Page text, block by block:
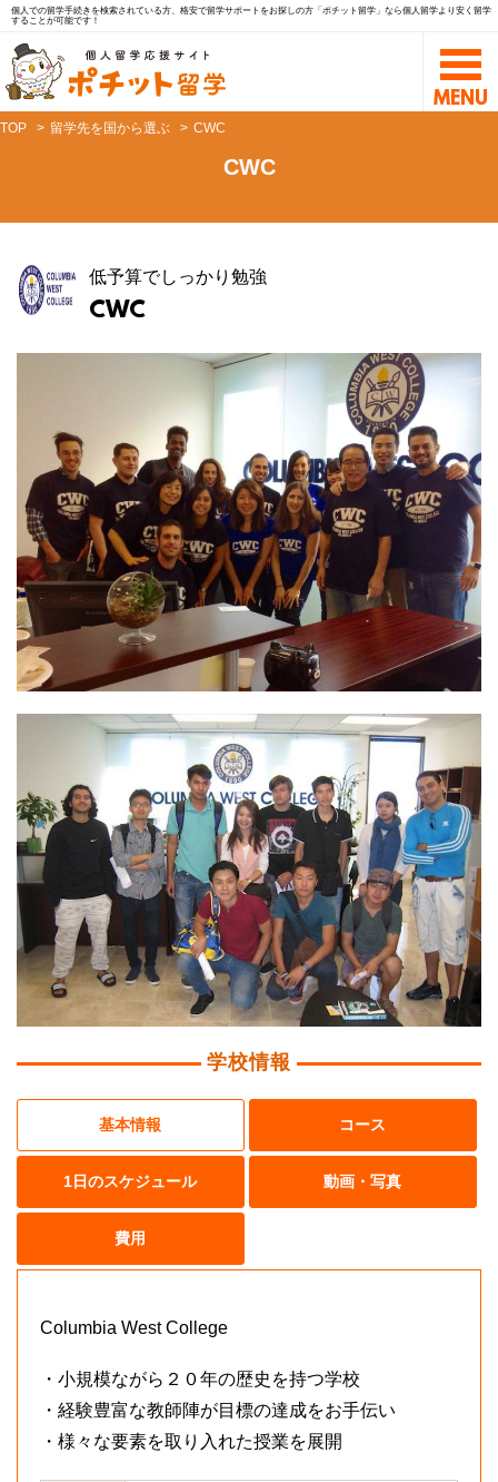
個人での留学手続きを検索されている方、格安で留学サポートをお探しの方「ポチット留学」なら個人留学より安く留学
することが可能です！
TOP 留学先を国から選ぶ CWC
CWC
低予算でしっかり勉強
CWC
学校情報
基本情報 コース
1日のスケジュール 動画・写真
費用
Columbia West College
・小規模ながら２０年の歴史を持つ学校
・経験豊富な教師陣が目標の達成をお手伝い
・様々な要素を取り入れた授業を展開